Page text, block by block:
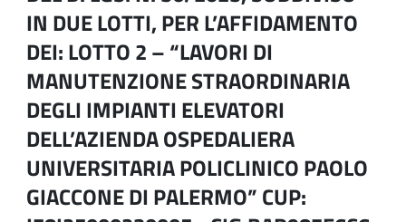
IN DUE LOTTI, PER L’AFFIDAMENTO
DEI: LOTTO 2 – “LAVORI DI
MANUTENZIONE STRAORDINARIA
DEGLI IMPIANTI ELEVATORI
DELL’AZIENDA OSPEDALIERA
UNIVERSITARIA POLICLINICO PAOLO
GIACCONE DI PALERMO” CUP: